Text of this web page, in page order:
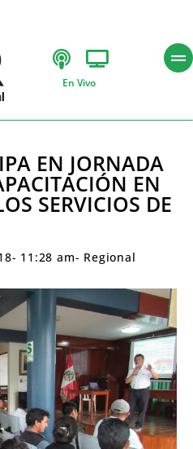
En Vivo
EN JORNADA
EN
SERVICIOS DE
- 11:28 am- Regional